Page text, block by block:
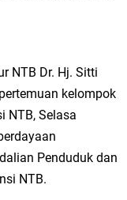
NTB Dr. Hj. Sitti
kelompok
NTB, Selasa
Penduduk dan
NTB.